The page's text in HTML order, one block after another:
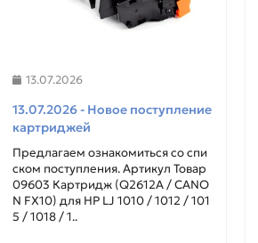
Чип (071H) black 2,5K для CANON
i-SENSYS LBP121, LBP122, MF271,
MF272, MF273, MF274, MF275
12128
В наличии ✓
13.07.2026
13.07.2026 - Новое поступление
картриджей
Предлагаем ознакомиться со спи
ском поступления. Артикул Товар
09603 Картридж (Q2612A / CANO
N FX10) для HP LJ 1010 / 1012 / 101
5 / 1018 / 1..